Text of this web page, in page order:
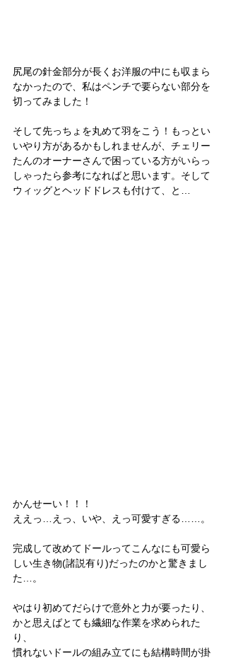
尻尾の針金部分が長くお洋服の中にも収まら
なかったので、私はペンチで要らない部分を
切ってみました！
そして先っちょを丸めて羽をこう！もっとい
いやり方があるかもしれませんが、チェリー
たんのオーナーさんで困っている方がいらっ
しゃったら参考になればと思います。そして
ウィッグとヘッドドレスも付けて、と…
かんせーい！！！
ええっ…えっ、いや、えっ可愛すぎる……。
完成して改めてドールってこんなにも可愛ら
しい生き物(諸説有り)だったのかと驚きまし
た…。
やはり初めてだらけで意外と力が要ったり、
かと思えばとても繊細な作業を求められた
り、
慣れないドールの組み立てにも結構時間が掛